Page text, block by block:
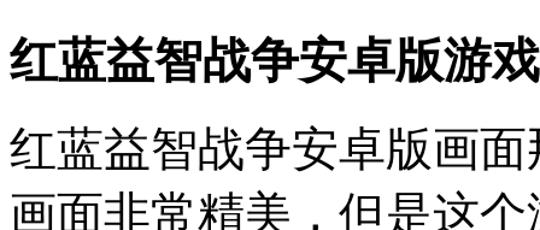
红蓝益智战争安卓版游
红蓝益智战争安卓版画
画面非常精美，但是这